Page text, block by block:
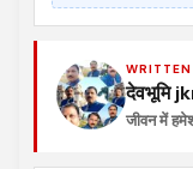
WRITTEN
देवभूमि
जीवन में